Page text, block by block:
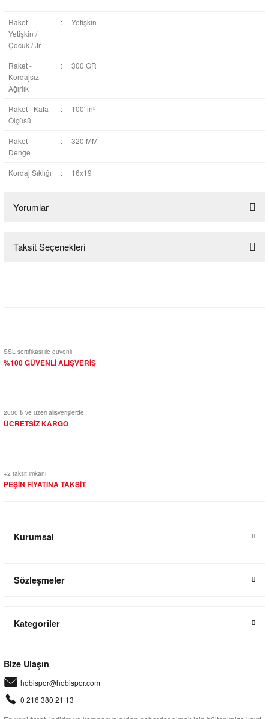
Raket -
Yetişkin /
Çocuk / Jr
: Yetişkin
Raket -
Kordajsız
Ağırlık
: 300 GR
Raket - Kafa
Ölçüsü
: 100' in²
Raket -
Denge
: 320 MM
Kordaj Sıklığı : 16x19
Yorumlar
Bu ürüne ilk yorumu siz yapın!
Taksit Seçenekleri
SSL sertifikası ile güvenli
%100 GÜVENLİ ALIŞVERİŞ
2000 ₺ ve üzeri alışverişlerde
ÜCRETSİZ KARGO
+2 taksit imkanı
PEŞİN FİYATINA TAKSİT
Kurumsal
Sözleşmeler
Kategoriler
Bize Ulaşın
hobispor@hobispor.com
0 216 380 21 13